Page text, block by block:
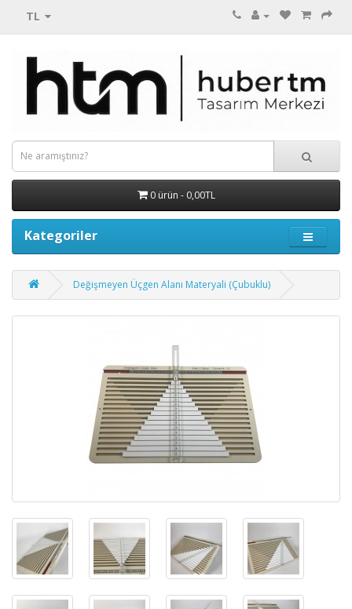
TL
0 ürün - 0,00TL
Kategoriler
Değişmeyen Üçgen Alanı Materyali (Çubuklu)